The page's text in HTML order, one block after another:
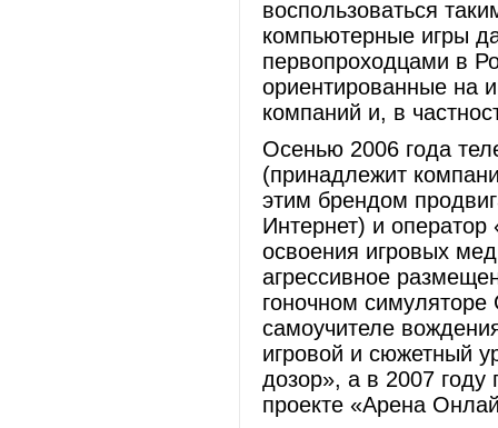
воспользоваться
компьютерные игры
первопроходцами в
ориентированные на
компаний и, в
Осенью 2006 года
(принадлежит
этим брендом
Интернет) и
освоения игровых
агрессивное
гоночном
самоучителе
игровой и сюжетный
дозор», а в 2007 году
проекте «Арена